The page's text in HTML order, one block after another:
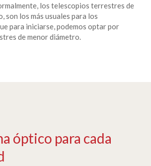
los telescopios terrestres de
son los más usuales para los
para iniciarse, podemos optar por
de menor diámetro.
óptico para cada